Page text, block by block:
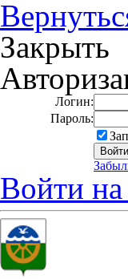
Закрыть
Логин:
Пароль:
Войти на